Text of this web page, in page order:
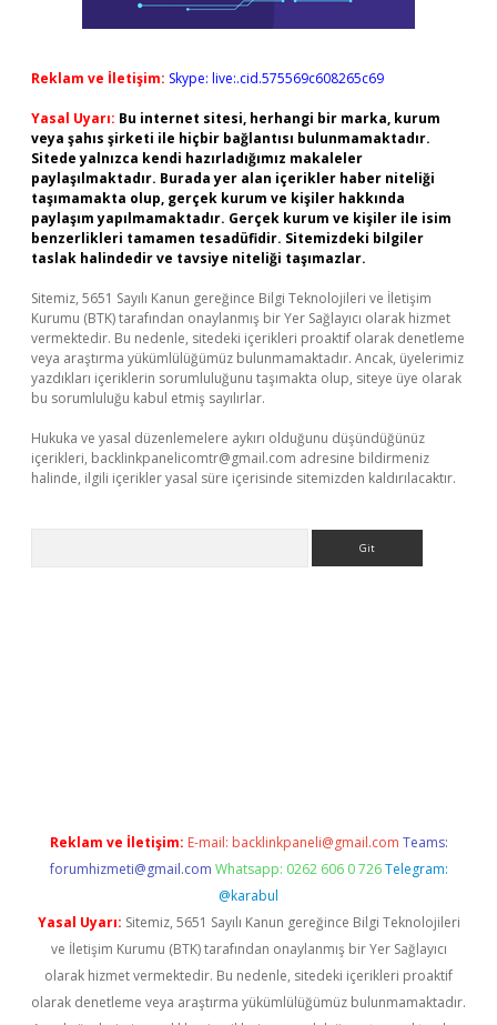
Reklam ve İletişim: Skype: live:.cid.575569c608265c69
Yasal Uyarı: Bu internet sitesi, herhangi bir marka, kurum
veya şahıs şirketi ile hiçbir bağlantısı bulunmamaktadır.
Sitede yalnızca kendi hazırladığımız makaleler
paylaşılmaktadır. Burada yer alan içerikler haber niteliği
taşımamakta olup, gerçek kurum ve kişiler hakkında
paylaşım yapılmamaktadır. Gerçek kurum ve kişiler ile isim
benzerlikleri tamamen tesadüfidir. Sitemizdeki bilgiler
taslak halindedir ve tavsiye niteliği taşımazlar.
Sitemiz, 5651 Sayılı Kanun gereğince Bilgi Teknolojileri ve İletişim
Kurumu (BTK) tarafından onaylanmış bir Yer Sağlayıcı olarak hizmet
vermektedir. Bu nedenle, sitedeki içerikleri proaktif olarak denetleme
veya araştırma yükümlülüğümüz bulunmamaktadır. Ancak, üyelerimiz
yazdıkları içeriklerin sorumluluğunu taşımakta olup, siteye üye olarak
bu sorumluluğu kabul etmiş sayılırlar.
Hukuka ve yasal düzenlemelere aykırı olduğunu düşündüğünüz
içerikleri, backlinkpanelicomtr@gmail.com adresine bildirmeniz
halinde, ilgili içerikler yasal süre içerisinde sitemizden kaldırılacaktır.
Reklam ve İletişim: E-mail: backlinkpaneli@gmail.com Teams:
forumhizmeti@gmail.com Whatsapp: 0262 606 0 726 Telegram:
@karabul
Yasal Uyarı: Sitemiz, 5651 Sayılı Kanun gereğince Bilgi Teknolojileri
ve İletişim Kurumu (BTK) tarafından onaylanmış bir Yer Sağlayıcı
olarak hizmet vermektedir. Bu nedenle, sitedeki içerikleri proaktif
olarak denetleme veya araştırma yükümlülüğümüz bulunmamaktadır.